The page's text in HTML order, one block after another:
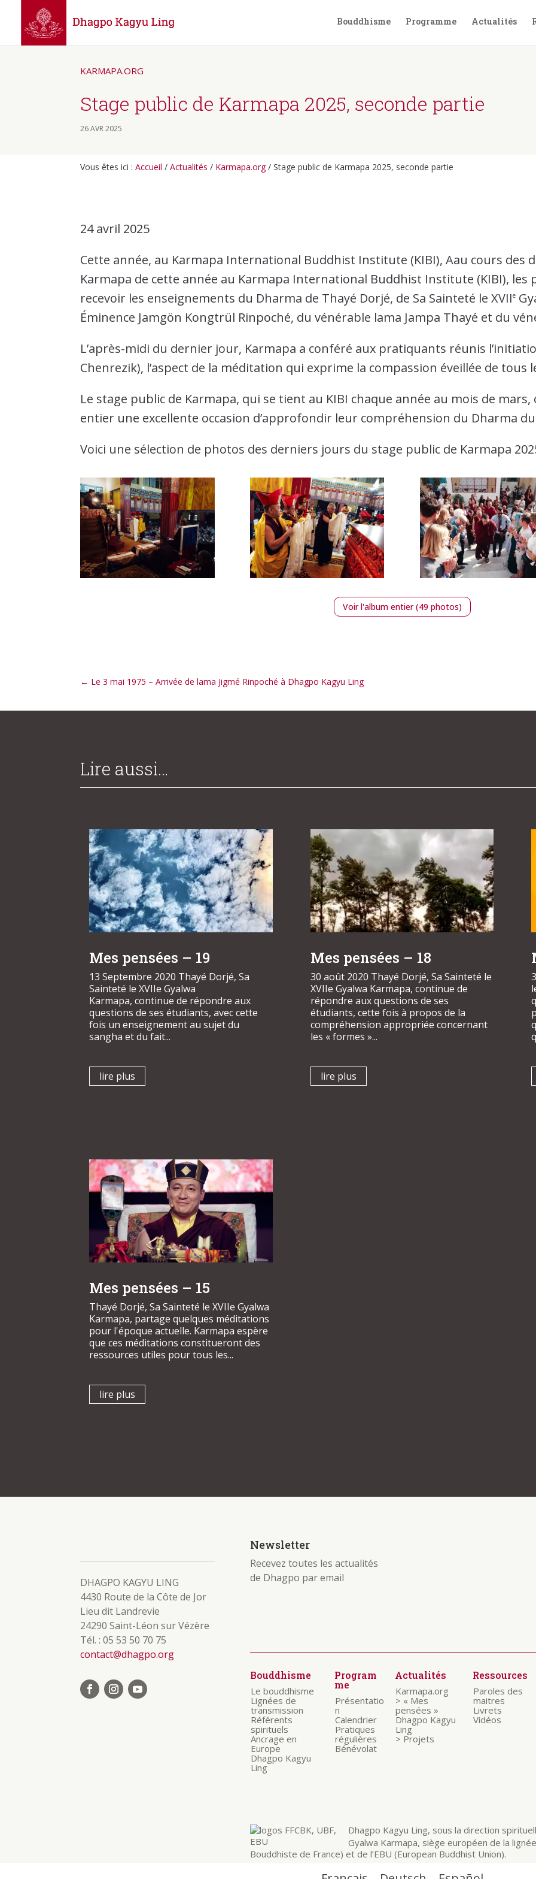
Bouddhisme Programme Actualités
KARMAPA.ORG
Stage public de Karmapa 2025, seconde partie
26 AVR 2025
Vous êtes ici :Accueil /Actualités / Karmapa.org/Stage public de Karmapa 2025, seconde partie
24 avril 2025
Cette année, au Karmapa International Buddhist Institute (KIBI), Aau cours des
Karmapa de cette année au Karmapa International Buddhist Institute (KIBI),
recevoir les enseignements du Dharma de Thayé Dorjé, de Sa Sainteté le XVIIe
Éminence Jamgön Kongtrül Rinpoché, du vénérable lama Jampa Thayé et du
L’après-midi du dernier jour, Karmapa a conféré aux pratiquants réunis
Chenrezik), l’aspect de la méditation qui exprime la compassion éveillée de tous
Le stage public de Karmapa, qui se tient au KIBI chaque année au mois de
entier une excellente occasion d’approfondir leur compréhension du Dharma
Voici une sélection de photos des derniers jours du stage public de Karmapa
Voir l'album entier (49 photos)
← Le 3 mai 1975 – Arrivée de lama Jigmé Rinpoché à Dhagpo Kagyu Ling
Lire aussi…
Mes pensées – 19
13 Septembre 2020 Thayé Dorjé, Sa
Sainteté le XVIIe Gyalwa
Karmapa, continue de répondre aux
questions de ses étudiants, avec cette
fois un enseignement au sujet du
sangha et du fait...
lire plus
Mes pensées – 18
30 août 2020 Thayé Dorjé, Sa Sainteté le
XVIIe Gyalwa Karmapa, continue de
répondre aux questions de ses
étudiants, cette fois à propos de la
compréhension appropriée concernant
les « formes »...
lire plus
Mes pensées – 15
Thayé Dorjé, Sa Sainteté le XVIIe Gyalwa
Karmapa, partage quelques méditations
pour l'époque actuelle. Karmapa espère
que ces méditations constitueront des
ressources utiles pour tous les...
lire plus
DHAGPO KAGYU LING
4430 Route de la Côte de Jor
Lieu dit Landrevie
24290 Saint-Léon sur Vézère
Tél. : 05 53 50 70 75
contact@dhagpo.org
Newsletter
Recevez toutes les actualités
de Dhagpo par email
Bouddhisme
Le bouddhisme
Lignées de
transmission
Référents
spirituels
Ancrage en
Europe
Dhagpo Kagyu
Ling
Program
me
Présentatio
n
Calendrier
Pratiques
régulières
Bénévolat
Actualités
Karmapa.org
> « Mes
pensées »
Dhagpo Kagyu
Ling
> Projets
Ressources
Paroles des
maitres
Livrets
Vidéos
Dhagpo Kagyu Ling, sous la direction
Gyalwa Karmapa, siège européen de la
Bouddhiste de France) et de l’EBU (European Buddhist Union).